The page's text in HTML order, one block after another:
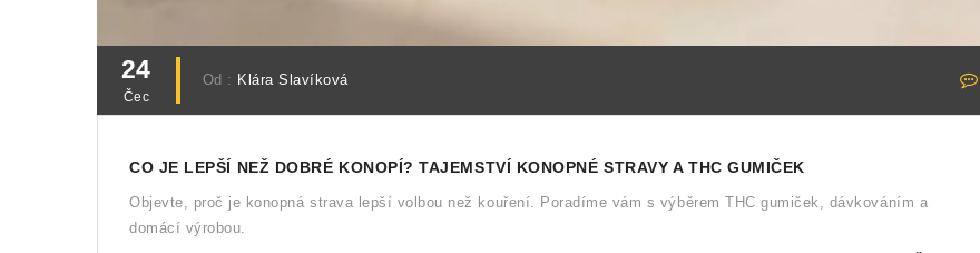
24
Čec
Od : Klára Slavíková
CO JE LEPŠÍ NEŽ DOBRÉ KONOPÍ? TAJEMSTVÍ KONOPNÉ STRAVY A THC GUMIČEK
Objevte, proč je konopná strava lepší volbou než kouření. Poradíme vám s výběrem THC gumiček, dávkováním a
domácí výrobou.